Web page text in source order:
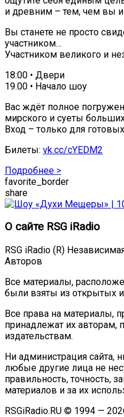
и древним – тем, чем вы и
Вы станете не просто
участником…
Участником великого и
18:00 • Двери
19.00 • Начало шоу
Вас ждёт полное
мирского и суеты
Вход – только для
Билеты: vk.cc/cYEDM2
Подробнее >
favorite_border
share
О сайте RSG iRadio
RSG iRadio (R)
Авторов
Все материалы,
были взяты из открытых
Все права на материалы,
принадлежат их авторам,
издательствам.
Ни администрация сайта,
любые другие лица не
правильность, точность,
материалов и за их
RSGiRadio.RU © 1994 —